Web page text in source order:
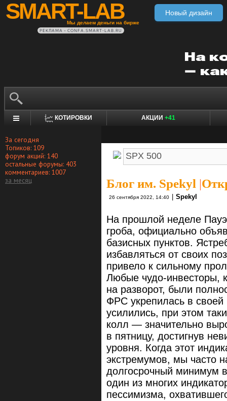
SMART-LAB
Мы делаем деньги на бирже
Новый дизайн
РЕКЛАМА • CONFA.SMART-LAB.RU
КОТИРОВКИ АКЦИИ +41
За сегодня
Топиков: 109
форум акций: 140
остальные форумы: 403
комментариев: 1007
за месяц
Блог им. Spekyl |
26 сентября 2022, 14:40 Spekyl
На прошлой неделе
гроба, официально
базисных пунктов.
избавляться от своих
привело к сильному
Любые чудо-инвесторы,
на разворот, были
ФРС укрепилась в
усилились, при этом
колл — значительно
в пятницу, достигнув
уровня. Когда этот
экстремумов, мы часто
долгосрочный минимум
один из многих
пессимизма,